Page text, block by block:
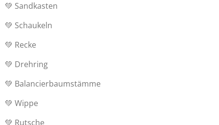
💚 Sandkasten
💚 Schaukeln
💚 Recke
💚 Drehring
💚 Balancierbaumstämme
💚 Wippe
💚 Rutsche